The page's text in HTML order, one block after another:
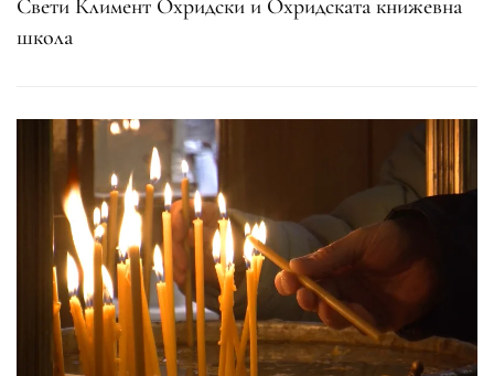
Свети Климент Охридски и Охридската книжевна
школа